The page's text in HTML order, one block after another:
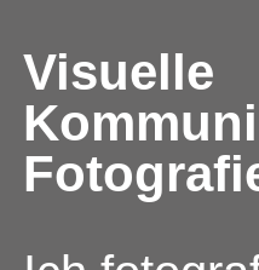
Visuelle